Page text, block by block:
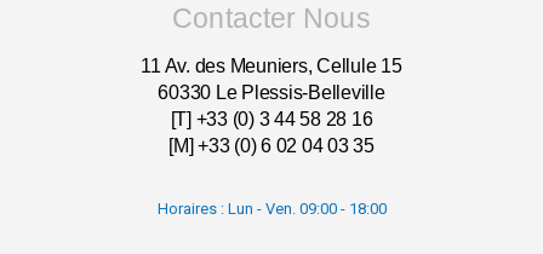
Contacter Nous
11 Av. des Meuniers, Cellule 15
60330 Le Plessis-Belleville
[T] +33 (0) 3 44 58 28 16
[M] +33 (0) 6 02 04 03 35
Horaires : Lun - Ven. 09:00 - 18:00